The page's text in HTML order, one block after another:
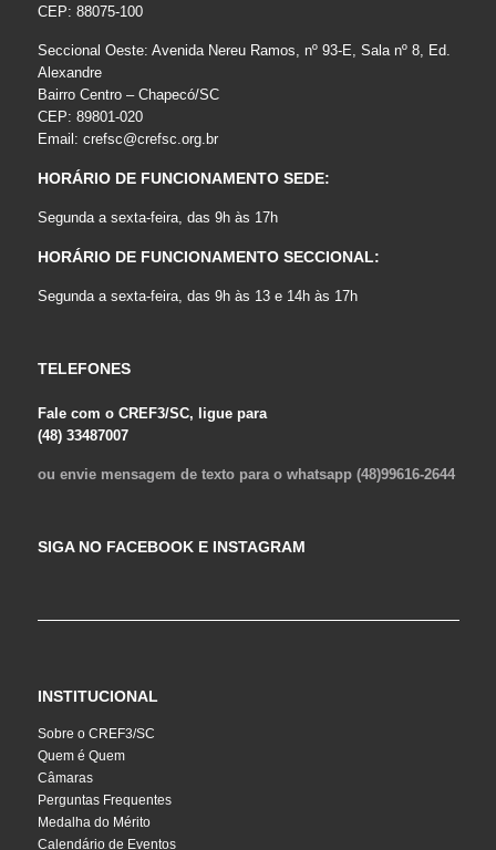
CEP: 88075-100
Seccional Oeste: Avenida Nereu Ramos, nº 93-E, Sala nº 8, Ed.
Alexandre
Bairro Centro – Chapecó/SC
CEP: 89801-020
Email: crefsc@crefsc.org.br
HORÁRIO DE FUNCIONAMENTO SEDE:
Segunda a sexta-feira, das 9h às 17h
HORÁRIO DE FUNCIONAMENTO SECCIONAL:
Segunda a sexta-feira, das 9h às 13 e 14h às 17h
TELEFONES
Fale com o CREF3/SC, ligue para
(48) 33487007
ou envie mensagem de texto para o whatsapp (48)99616-2644
SIGA NO FACEBOOK E INSTAGRAM
INSTITUCIONAL
Sobre o CREF3/SC
Quem é Quem
Câmaras
Perguntas Frequentes
Medalha do Mérito
Calendário de Eventos